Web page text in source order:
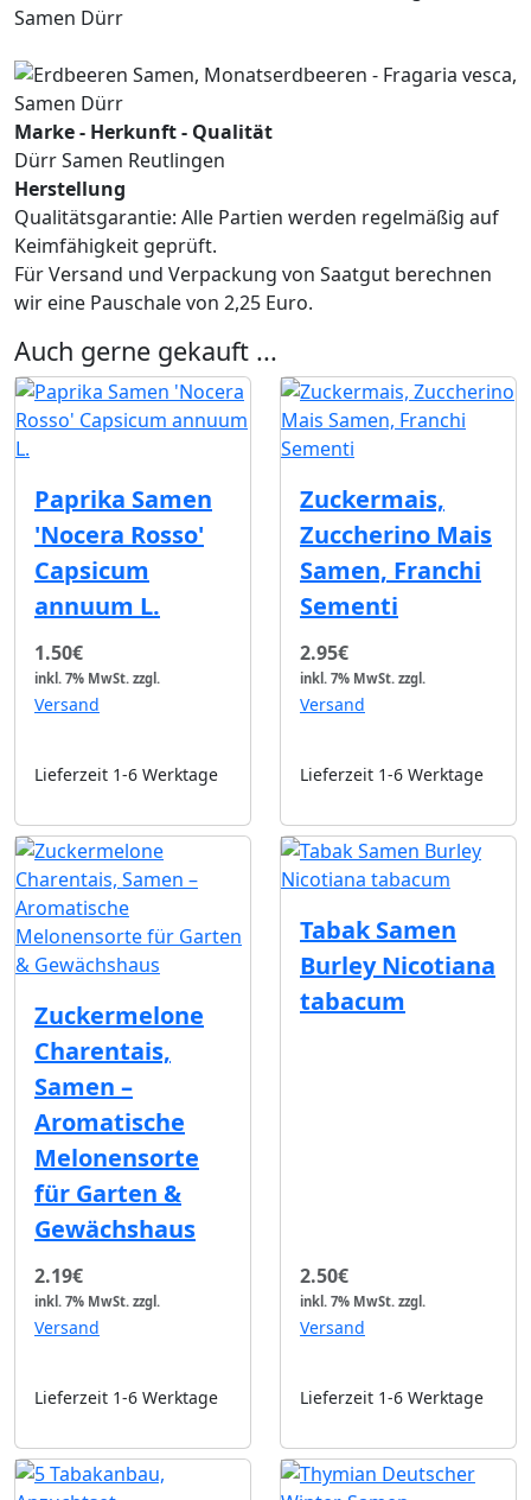
Marke - Herkunft - Qualität
Dürr Samen Reutlingen
Herstellung
Qualitätsgarantie: Alle Partien werden regelmäßig auf
Keimfähigkeit geprüft.
Für Versand und Verpackung von Saatgut berechnen
wir eine Pauschale von 2,25 Euro.
Auch gerne gekauft ...
Paprika Samen
'Nocera Rosso'
Capsicum
annuum L.
1.50€
inkl. 7% MwSt. zzgl.
Versand
Lieferzeit 1-6 Werktage
Zuckermais,
Zuccherino Mais
Samen, Franchi
Sementi
2.95€
inkl. 7% MwSt. zzgl.
Versand
Lieferzeit 1-6 Werktage
Zuckermelone
Charentais,
Samen –
Aromatische
Melonensorte
für Garten &
Gewächshaus
2.19€
inkl. 7% MwSt. zzgl.
Versand
Lieferzeit 1-6 Werktage
Tabak Samen
Burley Nicotiana
tabacum
2.50€
inkl. 7% MwSt. zzgl.
Versand
Lieferzeit 1-6 Werktage